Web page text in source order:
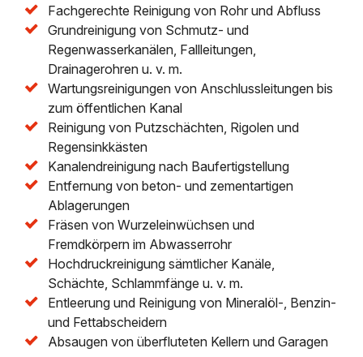
Fachgerechte Reinigung von Rohr und Abfluss
Grundreinigung von Schmutz- und
Regenwasserkanälen, Fallleitungen,
Drainagerohren u. v. m.
Wartungsreinigungen von Anschlussleitungen bis
zum öffentlichen Kanal
Reinigung von Putzschächten, Rigolen und
Regensinkkästen
Kanalendreinigung nach Baufertigstellung
Entfernung von beton- und zementartigen
Ablagerungen
Fräsen von Wurzeleinwüchsen und
Fremdkörpern im Abwasserrohr
Hochdruckreinigung sämtlicher Kanäle,
Schächte, Schlammfänge u. v. m.
Entleerung und Reinigung von Mineralöl-, Benzin-
und Fettabscheidern
Absaugen von überfluteten Kellern und Garagen